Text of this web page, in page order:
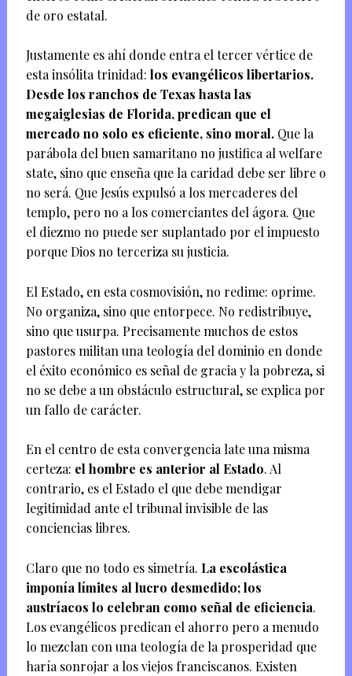
de oro estatal.
Justamente es ahí donde entra el tercer vértice de
esta insólita trinidad: los evangélicos libertarios.
Desde los ranchos de Texas hasta las
megaiglesias de Florida, predican que el
mercado no solo es eficiente, sino moral.Que la
parábola del buen samaritano no justifica al welfare
state, sino que enseña que la caridad debe ser libre o
no será. Que Jesús expulsó a los mercaderes del
templo, pero no a los comerciantes del ágora. Que
el diezmo no puede ser suplantado por el impuesto
porque Dios no terceriza su justicia.
El Estado, en esta cosmovisión, no redime: oprime.
No organiza, sino que entorpece. No redistribuye,
sino que usurpa. Precisamente muchos de estos
pastores militan una teología del dominio en donde
el éxito económico es señal de gracia y la pobreza, si
no se debe a un obstáculo estructural, se explica por
un fallo de carácter.
En el centro de esta convergencia late una misma
certeza: el hombre es anterior al Estado. Al
contrario, es el Estado el que debe mendigar
legitimidad ante el tribunal invisible de las
conciencias libres.
Claro que no todo es simetría. La escolástica
imponía límites al lucro desmedido; los
austríacos lo celebran como señal de eficiencia.
Los evangélicos predican el ahorro pero a menudo
lo mezclan con una teología de la prosperidad que
haría sonrojar a los viejos franciscanos. Existen